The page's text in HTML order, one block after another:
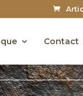
Contact